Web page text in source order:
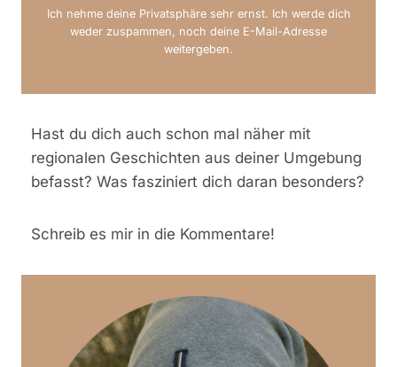
Ich nehme deine Privatsphäre sehr ernst. Ich werde dich
weder zuspammen, noch deine E-Mail-Adresse
weitergeben.
Hast du dich auch schon mal näher mit
regionalen Geschichten aus deiner Umgebung
befasst? Was fasziniert dich daran besonders?
Schreib es mir in die Kommentare!